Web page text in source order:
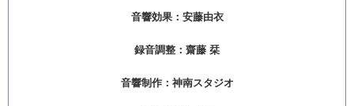
音響効果：安藤由衣
録音調整：齋藤 栞
音響制作：神南スタジオ